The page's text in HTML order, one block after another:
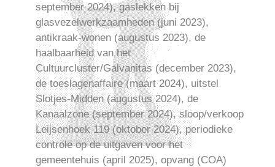
september 2024), gaslekken bij
glasvezelwerkzaamheden (juni 2023),
antikraak-wonen (augustus 2023), de
haalbaarheid van het
Cultuurcluster/Galvanitas (december 2023),
de toeslagenaffaire (maart 2024), uitstel
Slotjes-Midden (augustus 2024), de
Kanaalzone (september 2024), sloop/verkoop
Leijsenhoek 119 (oktober 2024), periodieke
controle op de uitgaven voor het
gemeentehuis (april 2025), opvang (COA)